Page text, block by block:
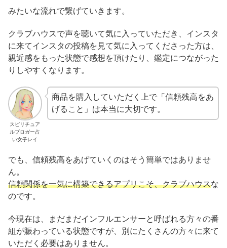
みたいな流れで繋げていきます。
クラブハウスで声を聴いて気に入っていただき、インスタ
に来てインスタの投稿を見て気に入ってくださった方は、
親近感をもった状態で感想を頂けたり、鑑定につながった
りしやすくなります。
スピリチュア
ルブロガー占
い女子レイ
商品を購入していただく上で「信頼残高をあ
げること」は本当に大切です。
でも、信頼残高をあげていくのはそう簡単ではありませ
ん。
信頼関係を一気に構築できるアプリこそ、クラブハウスな
のです。
今現在は、まだまだインフルエンサーと呼ばれる方々の番
組が賑わっている状態ですが、別にたくさんの方々に来て
いただく必要はありません。